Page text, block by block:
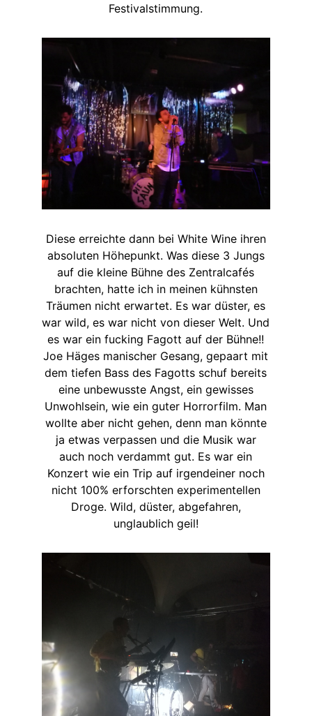
Festivalstimmung.
Diese erreichte dann bei White Wine ihren
absoluten Höhepunkt. Was diese 3 Jungs
auf die kleine Bühne des Zentralcafés
brachten, hatte ich in meinen kühnsten
Träumen nicht erwartet. Es war düster, es
war wild, es war nicht von dieser Welt. Und
es war ein fucking Fagott auf der Bühne!!
Joe Häges manischer Gesang, gepaart mit
dem tiefen Bass des Fagotts schuf bereits
eine unbewusste Angst, ein gewisses
Unwohlsein, wie ein guter Horrorfilm. Man
wollte aber nicht gehen, denn man könnte
ja etwas verpassen und die Musik war
auch noch verdammt gut. Es war ein
Konzert wie ein Trip auf irgendeiner noch
nicht 100% erforschten experimentellen
Droge. Wild, düster, abgefahren,
unglaublich geil!